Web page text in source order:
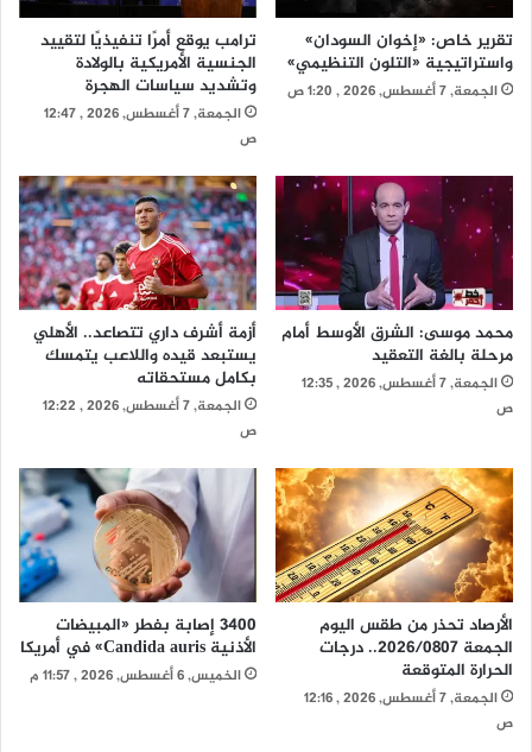
تقرير خاص: «إخوان السودان»
واستراتيجية «التلون التنظيمي»
الجمعة, 7 أغسطس, 2026 , 1:20 ص
ترامب يوقع أمرًا تنفيذيًا لتقييد
الجنسية الأمريكية بالولادة
وتشديد سياسات الهجرة
الجمعة, 7 أغسطس, 2026 , 12:47
ص
محمد موسى: الشرق الأوسط أمام
مرحلة بالغة التعقيد
الجمعة, 7 أغسطس, 2026 , 12:35
ص
أزمة أشرف داري تتصاعد.. الأهلي
يستبعد قيده واللاعب يتمسك
بكامل مستحقاته
الجمعة, 7 أغسطس, 2026 , 12:22
ص
الأرصاد تحذر من طقس اليوم
الجمعة 2026/0807.. درجات
الحرارة المتوقعة
الجمعة, 7 أغسطس, 2026 , 12:16
ص
3400 إصابة بفطر «المبيضات
الأذنية Candida auris» في أمريكا
الخميس, 6 أغسطس, 2026 , 11:57 م